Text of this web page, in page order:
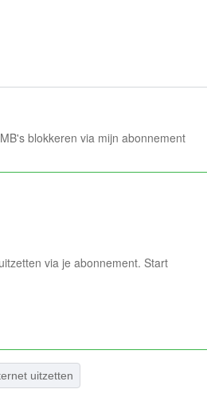
blokkeren via mijn abonnement
via je abonnement. Start
uitzetten